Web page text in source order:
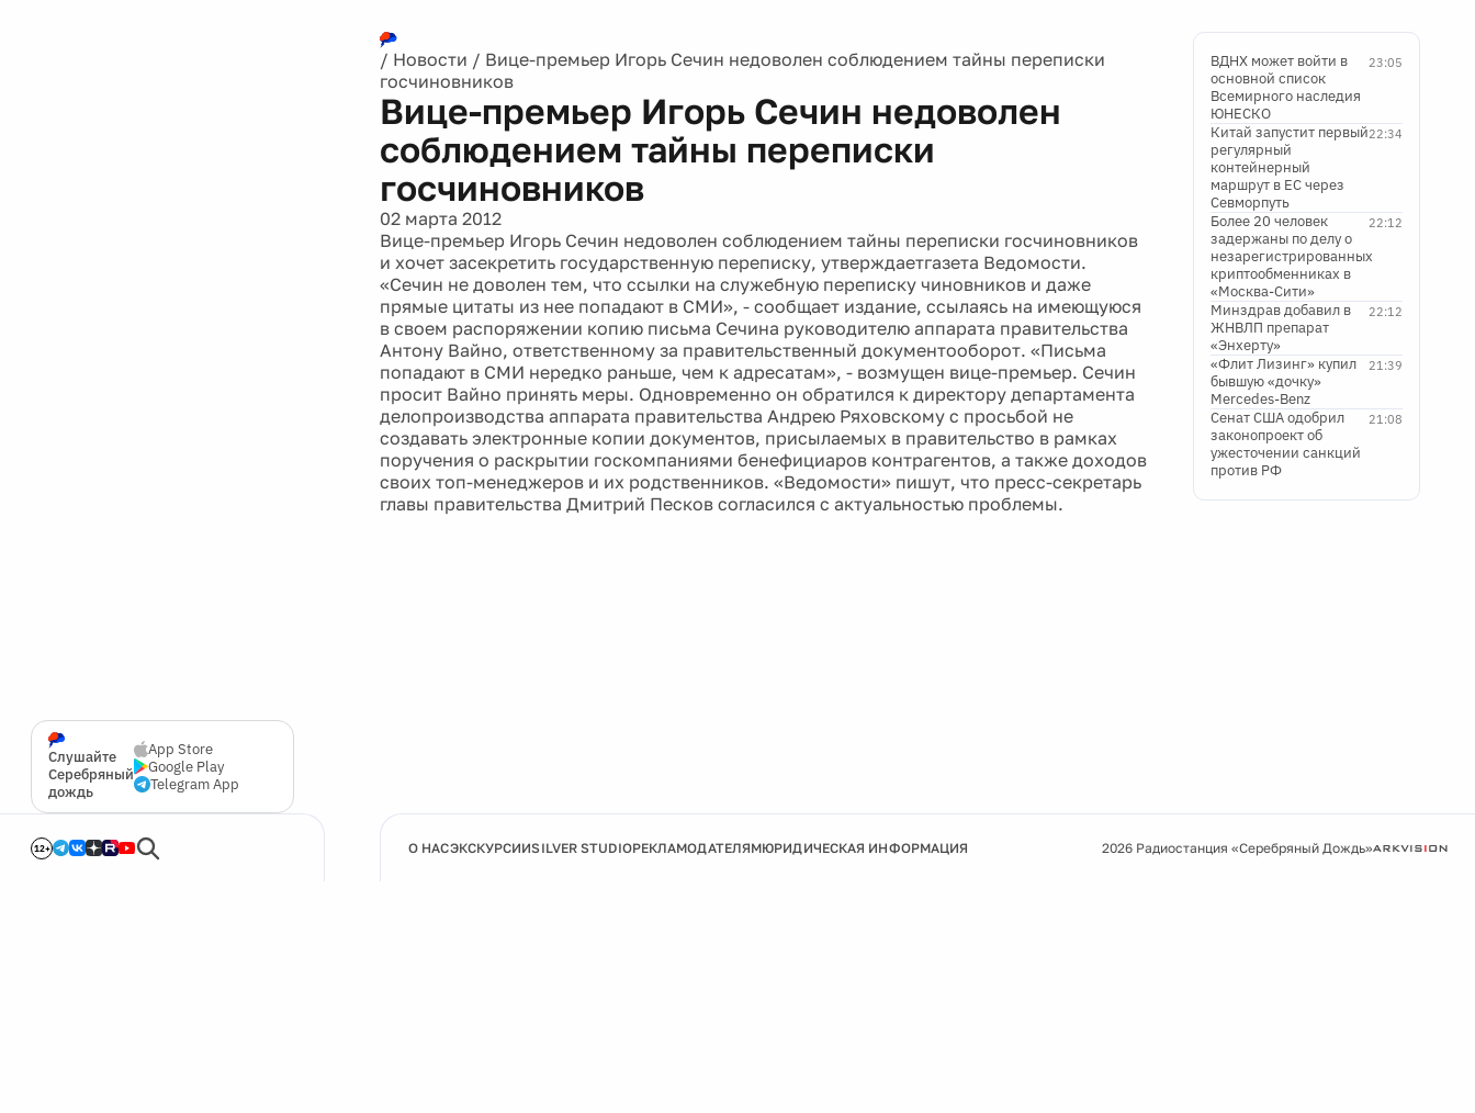
Слушайте
Серебряный
дождь
App Store
Google Play
Telegram App
12+
/ Новости / Вице-премьер Игорь Сечин недоволен соблюдением тайны переписки
госчиновников
Вице-премьер Игорь Сечин недоволен
соблюдением тайны переписки
госчиновников
02 марта 2012
Вице-премьер Игорь Сечин недоволен соблюдением тайны переписки госчиновников
и хочет засекретить государственную переписку, утверждаетгазета Ведомости.
«Сечин не доволен тем, что ссылки на служебную переписку чиновников и даже
прямые цитаты из нее попадают в СМИ», - сообщает издание, ссылаясь на имеющуюся
в своем распоряжении копию письма Сечина руководителю аппарата правительства
Антону Вайно, ответственному за правительственный документооборот. «Письма
попадают в СМИ нередко раньше, чем к адресатам», - возмущен вице-премьер. Сечин
просит Вайно принять меры. Одновременно он обратился к директору департамента
делопроизводства аппарата правительства Андрею Ряховскому с просьбой не
создавать электронные копии документов, присылаемых в правительство в рамках
поручения о раскрытии госкомпаниями бенефициаров контрагентов, а также доходов
своих топ-менеджеров и их родственников. «Ведомости» пишут, что пресс-секретарь
главы правительства Дмитрий Песков согласился с актуальностью проблемы.
23:05
ВДНХ может войти в
основной список
Всемирного наследия
ЮНЕСКО
22:34
Китай запустит первый
регулярный
контейнерный
маршрут в ЕС через
Севморпуть
22:12
Более 20 человек
задержаны по делу о
незарегистрированных
криптообменниках в
«Москва-Сити»
22:12
Минздрав добавил в
ЖНВЛП препарат
«Энхерту»
21:39
«Флит Лизинг» купил
бывшую «дочку»
Mercedes-Benz
21:08
Сенат США одобрил
законопроект об
ужесточении санкций
против РФ
О НАСЭКСКУРСИИSILVER STUDIOРЕКЛАМОДАТЕЛЯМЮРИДИЧЕСКАЯ ИНФОРМАЦИЯ 2026 Радиостанция «Серебряный Дождь»